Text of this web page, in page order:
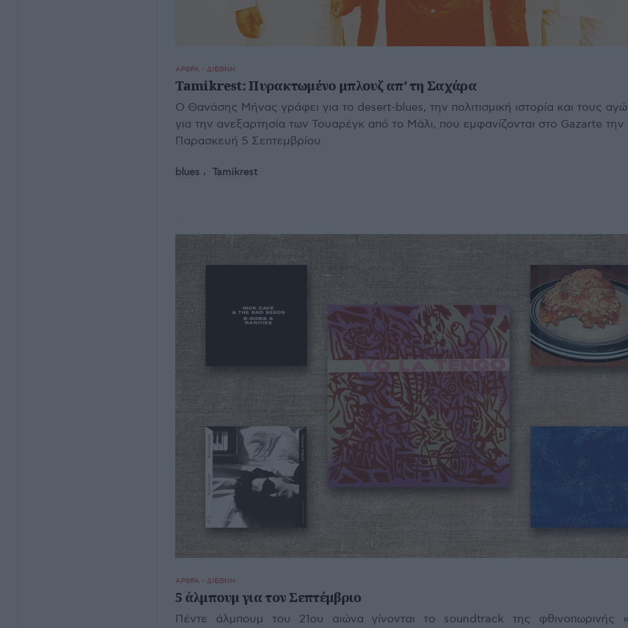
ΑΡΘΡΑ - ΔΙΕΘΝΗ
Tamikrest: Πυρακτωμένο μπλουζ απ’ τη Σαχάρα
Ο Θανάσης Μήνας γράφει για το desert-blues, την πολιτισμική ιστορία και τους
για την ανεξαρτησία των Τουαρέγκ από το Μάλι, που εμφανίζονται στο Gazarte την
Παρασκευή 5 Σεπτεμβρίου.
blues Tamikrest
ΑΡΘΡΑ - ΔΙΕΘΝΗ
5 άλμπουμ για τον Σεπτέμβριο
Πέντε άλμπουμ του 21ου αιώνα γίνονται το soundtrack της φθινοπωρινής